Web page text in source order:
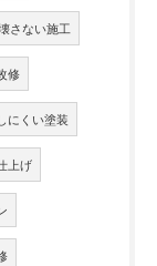
さない施工
修
にくい塗装
上げ